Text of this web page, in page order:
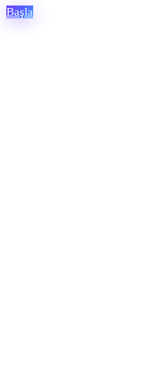
Başla